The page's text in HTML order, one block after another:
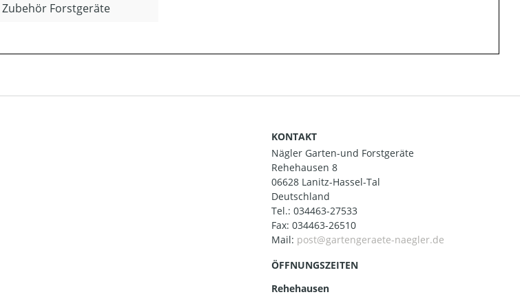
Zubehör Forstgeräte
KONTAKT
Nägler Garten-und Forstgeräte
Rehehausen 8
06628 Lanitz-Hassel-Tal
Deutschland
Tel.: 034463-27533
Fax: 034463-26510
Mail:
ÖFFNUNGSZEITEN
Rehehausen